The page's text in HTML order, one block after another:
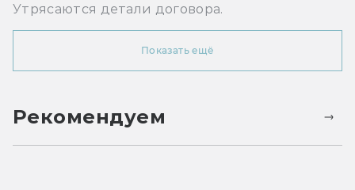
Утрясаются детали договора.
Показать ещё
Рекомендуем